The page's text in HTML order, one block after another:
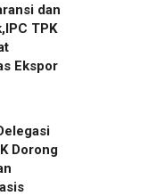
dan
TPK
Ekspor
Dorong